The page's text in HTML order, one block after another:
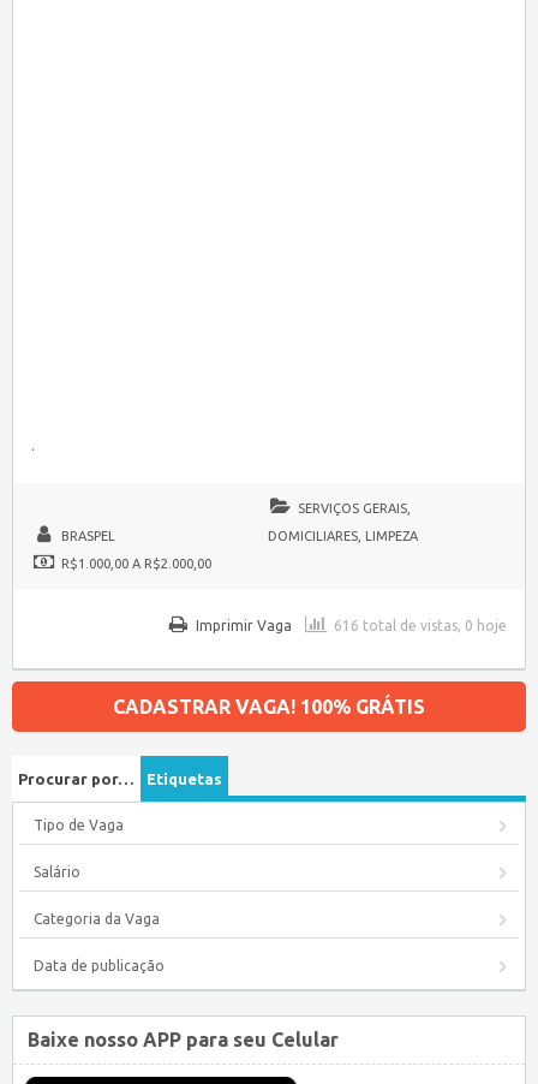
.
BRASPEL
SERVIÇOS GERAIS,
DOMICILIARES, LIMPEZA
R$1.000,00 A R$2.000,00
616 total de vistas, 0 hoje
Imprimir Vaga
CADASTRAR VAGA! 100% GRÁTIS
Procurar por… Etiquetas
Tipo de Vaga
Salário
Categoria da Vaga
Data de publicação
Baixe nosso APP para seu Celular